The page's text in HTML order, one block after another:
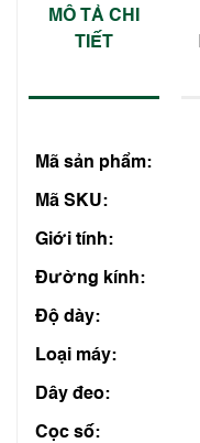
MÔ TẢ CHI
TIẾT
Mã sản phẩm:
Mã SKU:
Giới tính:
Đường kính:
Độ dày:
Loại máy:
Dây đeo:
Cọc số: